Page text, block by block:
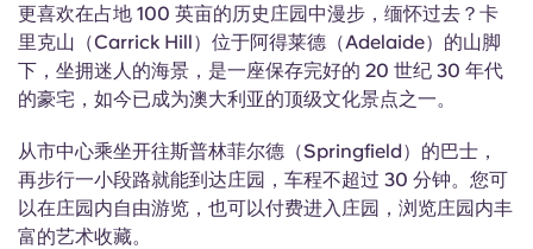
更喜欢在占地 100 英亩的历史庄园中漫步，缅怀过去？卡
里克山（Carrick Hill）位于阿得莱德（Adelaide）的山脚
下，坐拥迷人的海景，是一座保存完好的 20 世纪 30 年代
的豪宅，如今已成为澳大利亚的顶级文化景点之一。
从市中心乘坐开往斯普林菲尔德（Springfield）的巴士，
再步行一小段路就能到达庄园，车程不超过 30 分钟。您可
以在庄园内自由游览，也可以付费进入庄园，浏览庄园内丰
富的艺术收藏。